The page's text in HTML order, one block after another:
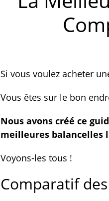
Si vous voulez acheter
Vous êtes sur le bon
Nous avons créé ce
meilleures balancelles
Voyons-les tous !
Comparatif